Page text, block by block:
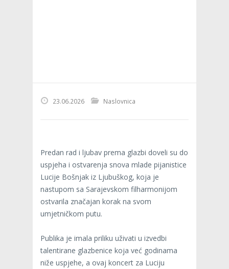
23.06.2026 Naslovnica
Predan rad i ljubav prema glazbi doveli su do
uspjeha i ostvarenja snova mlade pijanistice
Lucije Bošnjak iz Ljubuškog, koja je
nastupom sa Sarajevskom filharmonijom
ostvarila značajan korak na svom
umjetničkom putu.
Publika je imala priliku uživati u izvedbi
talentirane glazbenice koja već godinama
niže uspjehe, a ovaj koncert za Luciju